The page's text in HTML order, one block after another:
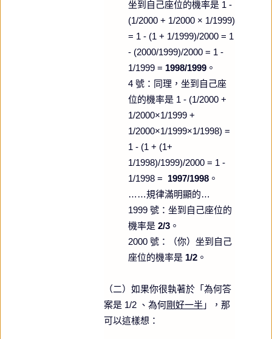
坐到自己座位的機率是 1 -
(1/2000 + 1/2000 × 1/1999)
= 1 - (1 + 1/1999)/2000 = 1
- (2000/1999)/2000 = 1 -
1/1999 = 1998/1999 。
4 號：同理，坐到自己座
位的機率是 1 - (1/2000 +
1/2000×1/1999 +
1/2000×1/1999×1/1998) =
1 - (1 + (1+
1/1998)/1999)/2000 = 1 -
1/1998 = 1997/1998 。
……規律滿明顯的…
1999 號：坐到自己座位的
機率是 2/3 。
2000 號：（你）坐到自己
座位的機率是 1/2 。
（二）如果你很執著於「為何答
案是 1/2 、為何剛好一半 」，那
可以這樣想：